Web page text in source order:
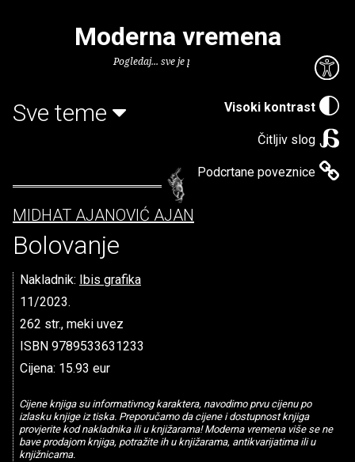
Visoki kontrast
Čitljiv slog
Podcrtane poveznice
Moderna vremena
Pogledaj... sve je puno knjiga.
Sve teme
MIDHAT AJANOVIĆ AJAN
Bolovanje
Nakladnik: Ibis grafika
11/2023.
262 str., meki uvez
ISBN 9789533631233
Cijena: 15.93 eur
Cijene knjiga su informativnog karaktera, navodimo prvu cijenu po
izlasku knjige iz tiska. Preporučamo da cijene i dostupnost knjiga
provjerite kod nakladnika ili u knjižarama! Moderna vremena više se ne
bave prodajom knjiga, potražite ih u knjižarama, antikvarijatima ili u
knjižnicama.